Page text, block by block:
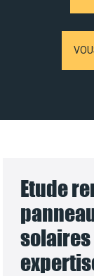
Etude
solaires